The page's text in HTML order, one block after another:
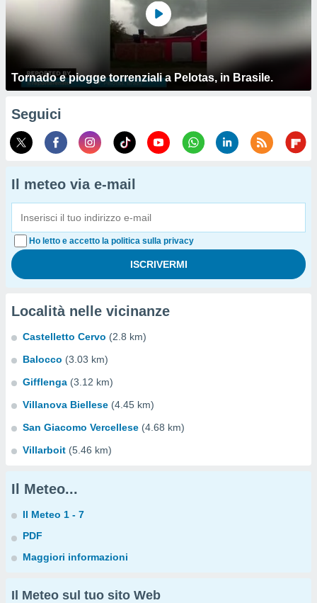
Tornado e piogge torrenziali a Pelotas, in Brasile.
Seguici
Il meteo via e-mail
Ho letto e accetto la politica sulla privacy
Località nelle vicinanze
Castelletto Cervo (2.8 km)
Balocco (3.03 km)
Gifflenga (3.12 km)
Villanova Biellese (4.45 km)
San Giacomo Vercellese (4.68 km)
Villarboit (5.46 km)
Il Meteo...
Il Meteo 1 - 7
PDF
Maggiori informazioni
Il Meteo sul tuo sito Web